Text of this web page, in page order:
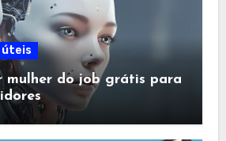
úteis
mulher do job grátis para